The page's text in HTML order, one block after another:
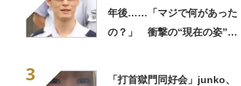
年後……「マジで何があった
の？」 衝撃の“現在の姿”が
3
「打首獄門同好会」junko、